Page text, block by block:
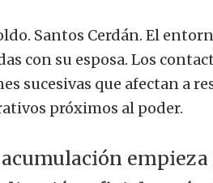
Santos Cerdán. El
con su esposa. Los
sucesivas que afectan a
próximos al poder.